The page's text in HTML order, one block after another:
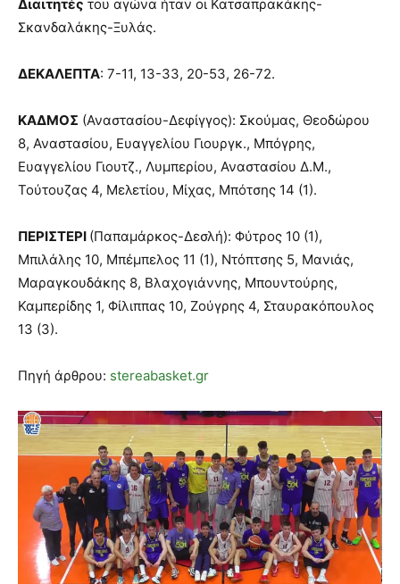
Διαιτητές του αγώνα ήταν οι Κατσαπρακάκης-
Σκανδαλάκης-Ξυλάς.
ΔΕΚΑΛΕΠΤΑ: 7-11, 13-33, 20-53, 26-72.
ΚΑΔΜΟΣ (Αναστασίου-Δεφίγγος): Σκούμας, Θεοδώρου
8, Αναστασίου, Ευαγγελίου Γιουργκ., Μπόγρης,
Ευαγγελίου Γιουτζ., Λυμπερίου, Αναστασίου Δ.Μ.,
Τούτουζας 4, Μελετίου, Μίχας, Μπότσης 14 (1).
ΠΕΡΙΣΤΕΡΙ (Παπαμάρκος-Δεσλή): Φύτρος 10 (1),
Μπιλάλης 10, Μπέμπελος 11 (1), Ντόπτσης 5, Μανιάς,
Μαραγκουδάκης 8, Βλαχογιάννης, Μπουντούρης,
Καμπερίδης 1, Φίλιππας 10, Ζούγρης 4, Σταυρακόπουλος
13 (3).
Πηγή άρθρου: stereabasket.gr